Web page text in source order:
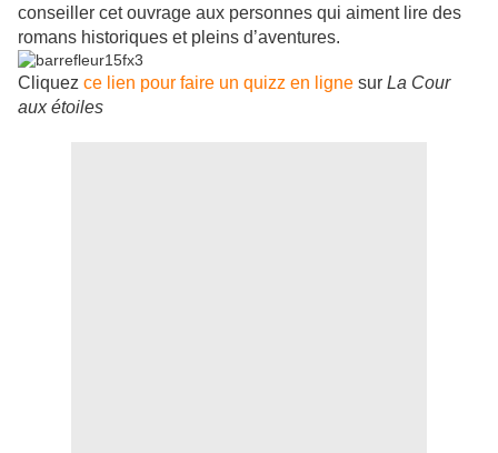
conseiller cet ouvrage aux personnes qui aiment lire des
romans historiques et pleins d’aventures.
Cliquez ce lien pour faire un quizz en ligne sur La Cour
aux étoiles